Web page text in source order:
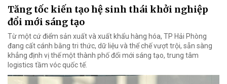
Tăng tốc kiến tạo hệ sinh thái khởi nghiệp
đổi mới sáng tạo
Từ một cứ điểm sản xuất và xuất khẩu hàng hóa, TP Hải Phòng
đang cất cánh bằng tri thức, dữ liệu và thể chế vượt trội, sẵn sàng
khẳng định vị thế một thành phố đổi mới sáng tạo, trung tâm
logistics tầm vóc quốc tế.